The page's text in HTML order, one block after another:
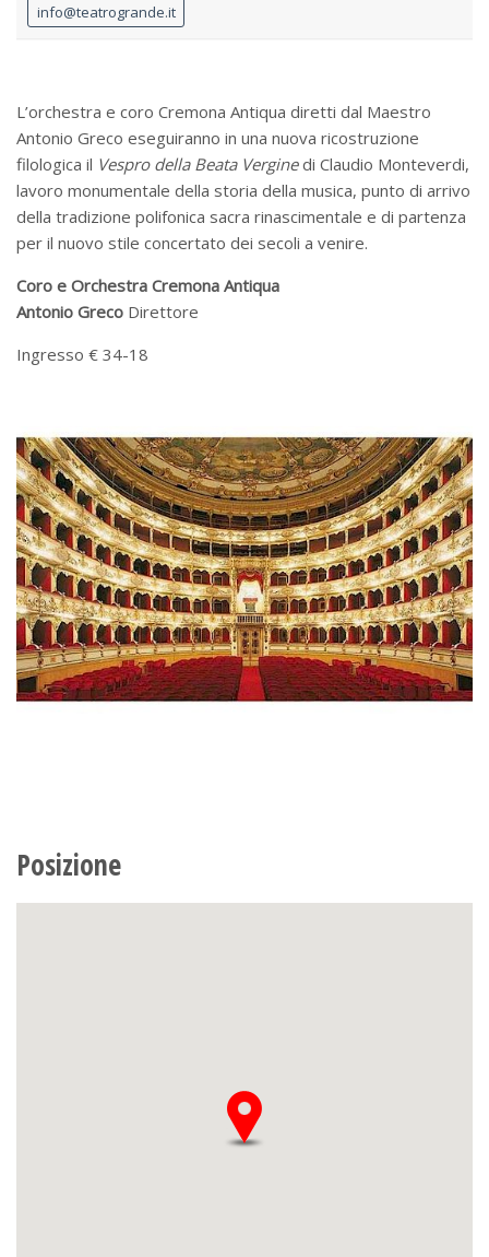
info@teatrogrande.it
L’orchestra e coro Cremona Antiqua diretti dal Maestro
Antonio Greco eseguiranno in una nuova ricostruzione
filologica il Vespro della Beata Vergine di Claudio Monteverdi,
lavoro monumentale della storia della musica, punto di arrivo
della tradizione polifonica sacra rinascimentale e di partenza
per il nuovo stile concertato dei secoli a venire.
Coro e Orchestra Cremona Antiqua
Antonio Greco Direttore
Ingresso € 34-18
Posizione